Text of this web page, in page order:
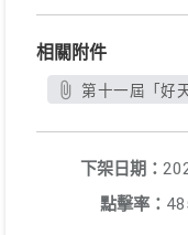
相關附件
第十一屆「好
下架日期：
點擊率：